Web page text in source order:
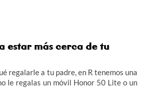
estar más cerca de tu
regalarle a tu padre, en R tenemos una
le regalas un móvil Honor 50 Lite o un